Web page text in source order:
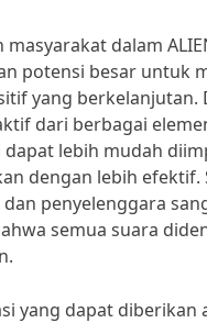
dalam
potensi besar untuk
yang berkelanjutan.
dari berbagai
lebih mudah
dengan lebih efektif.
dan penyelenggara
semua suara
yang dapat diberikan